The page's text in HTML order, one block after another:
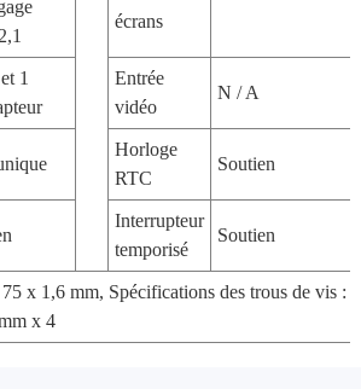
écrans
1
Entrée
vidéo
N / A
Horloge
RTC
Soutien
Interrupteur
temporisé
Soutien
x 1,6 mm, Spécifications des trous de vis :
x 4